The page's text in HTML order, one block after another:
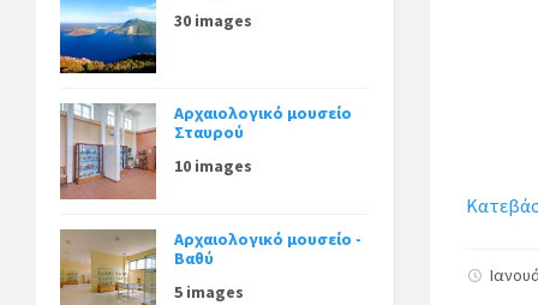
30 images
Αρχαιολογικό μουσείο
Σταυρού
10 images
Αρχαιολογικό μουσείο -
Βαθύ
5 images